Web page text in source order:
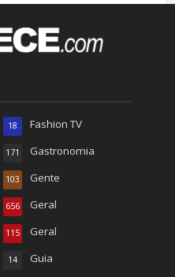
Fashion TV
18
Gastronomia
171
Gente
103
Geral
656
Geral
115
Guia
14